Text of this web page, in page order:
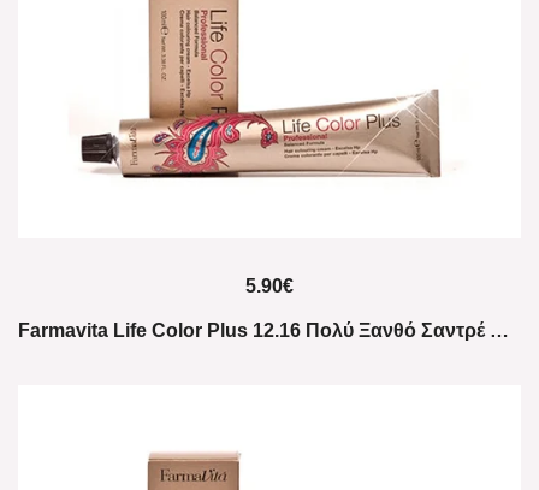
5.90€
Farmavita Life Color Plus 12.16 Πολύ Ξανθό Σαντρέ Βιολέ